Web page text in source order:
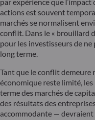
actions est souvent
marchés se normalisent
conflit. Dans le « brouillard
pour les investisseurs de
long terme.
Tant que le conflit demeure
économique reste limité,
terme des marchés de
des résultats des
accommodante —